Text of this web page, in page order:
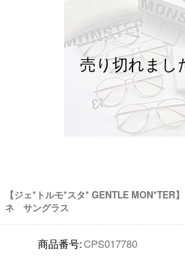
【ジェ*トルモ*スタ* GENTLE MON*TER
ネ サングラス
商品番号:CPS017780